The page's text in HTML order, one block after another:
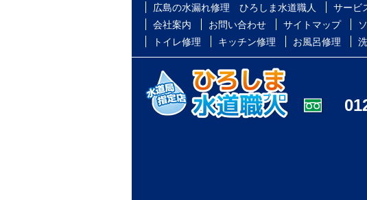
広島の水漏れ修理 ひろしま水道職人 サービ
会社案内
お問い合わせ サイトマップ
トイレ修理
キッチン修理 お風呂修理